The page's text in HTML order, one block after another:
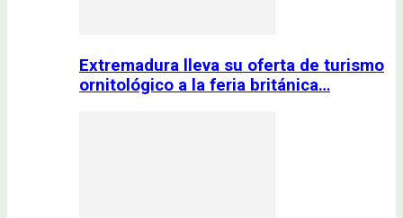
Extremadura lleva su oferta de turismo
ornitológico a la feria británica…